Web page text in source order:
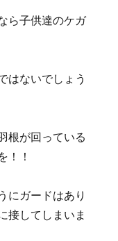
ら子供達のケガ
はないでしょう
根が回っている
！！
にガードはあり
接してしまいま